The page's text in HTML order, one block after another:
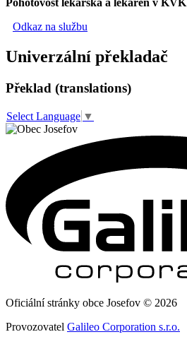
Pohotovost lékařská a lékáren v KVK
Odkaz na službu
Univerzální překladač
Překlad (translations)
Select Language ▼
Oficiální stránky obce Josefov © 2026
Provozovatel Galileo Corporation s.r.o.